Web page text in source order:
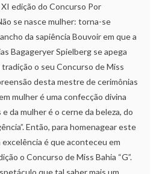
edição do Concurso Por
se nasce mulher: torna-se
da sapiência Bouvoir em que a
Bagageryer Spielberg se apega
o seu Concurso de Miss
desta mestre de cerimônias
mulher é uma confecção divina
da mulher é o cerne da beleza, do
Então, para homenagear este
excelência é que aconteceu em
o Concurso de Miss Bahia “G”.
que tal saber mais um